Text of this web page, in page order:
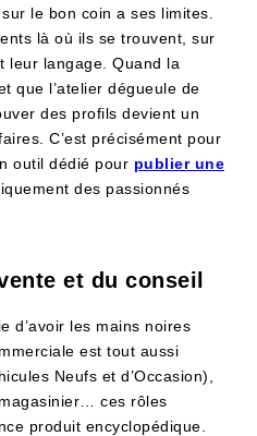
le bon coin a ses limites.
là où ils se trouvent, sur
leur langage. Quand la
que l’atelier dégueule de
des profils devient un
C’est précisément pour
outil dédié pour publier une
des passionnés
et du conseil
d’avoir les mains noires
est tout aussi
Neufs et d’Occasion),
ces rôles
produit encyclopédique.